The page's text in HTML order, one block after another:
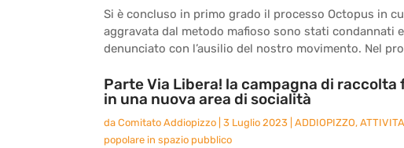
Si è concluso in primo grado il processo Octopus in
aggravata dal metodo mafioso sono stati condannati
denunciato con l’ausilio del nostro movimento. Nel
Parte Via Libera! la campagna di
in una nuova area di socialità
da Comitato Addiopizzo 3 Luglio 2023 ADDIOPIZZO,
popolare in spazio pubblico